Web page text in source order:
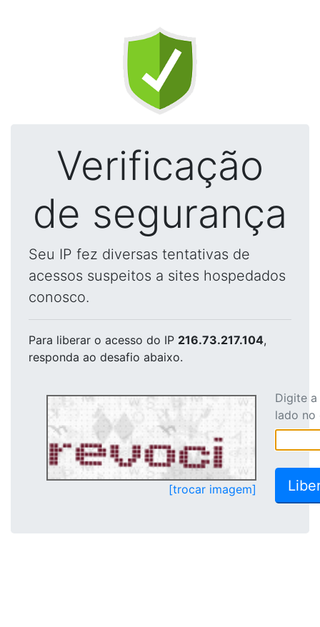
Verificação
de segurança
Seu IP fez diversas tentativas de
acessos suspeitos a sites hospedados
conosco.
Para liberar o acesso do IP 216.73.217.104,
responda ao desafio abaixo.
[trocar imagem]
Digite
lado no